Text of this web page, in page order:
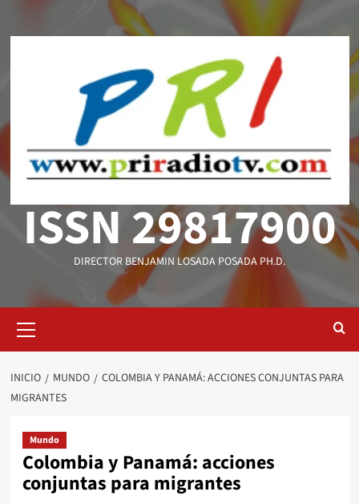
ISSN 29817900
DIRECTOR BENJAMIN LOSADA POSADA PH.D.
primario
INICIO MUNDO
COLOMBIA Y PANAMÁ: ACCIONES CONJUNTAS PARA
MIGRANTES
Mundo
Colombia y Panamá: acciones
conjuntas para migrantes